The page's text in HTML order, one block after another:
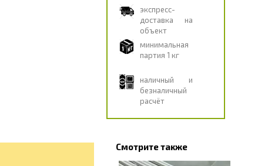
экспресс-
доставка на
объект
минимальная
партия 1 кг
наличный и
безналичный
расчёт
Смотрите также